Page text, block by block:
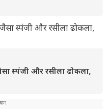
स्पंजी और रसीला ढोकला,